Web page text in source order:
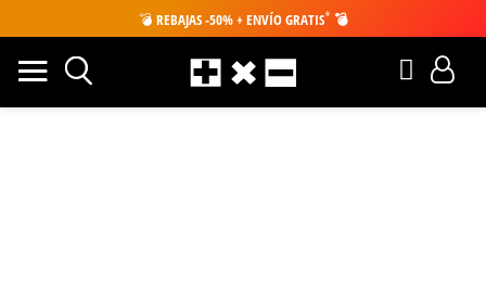
💣 REBAJAS -50% + ENVÍO GRATIS* 💣